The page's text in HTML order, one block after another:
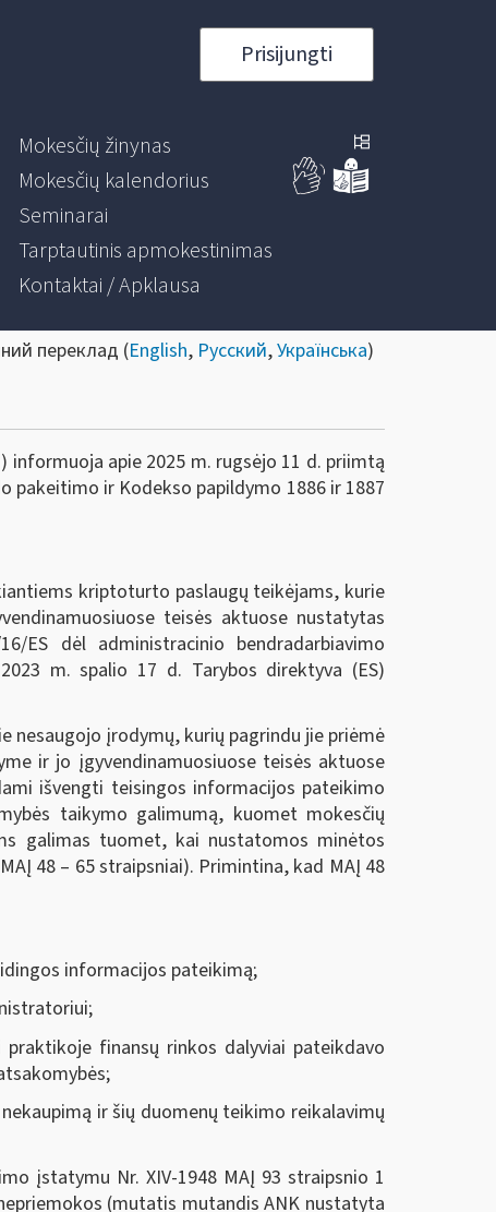
Prisijungti
Mokesčių žinynas
Mokesčių kalendorius
Seminarai
Tarptautinis apmokestinimas
Kontaktai / Apklausa
переклад (English, Русский,Українська)
apie 2025 m. rugsėjo 11 d. priimtą
pakeitimo ir Kodekso papildymo 1886 ir 1887
kriptoturto paslaugų teikėjams, kurie
teisės aktuose nustatytas
ES dėl administracinio bendradarbiavimo
m. spalio 17 d. Tarybos direktyva (ES)
nesaugojo įrodymų, kurių pagrindu jie priėmė
ir jo įgyvendinamuosiuose teisės aktuose
išvengti teisingos informacijos pateikimo
taikymo galimumą, kuomet mokesčių
galimas tuomet, kai nustatomos minėtos
48 – 65 straipsniai). Primintina, kad MAĮ 48
informacijos pateikimą;
finansų rinkos dalyviai pateikdavo
ir šių duomenų teikimo reikalavimų
įstatymu Nr. XIV-1948 MAĮ 93 straipsnio 1
(mutatis mutandis ANK nustatyta